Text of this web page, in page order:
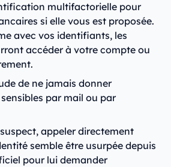
multifactorielle pour
si elle vous est proposée.
avec vos identifiants, les
accéder à votre compte ou
de ne jamais donner
par mail ou par
suspect, appeler directement
semble être usurpée depuis
pour lui demander